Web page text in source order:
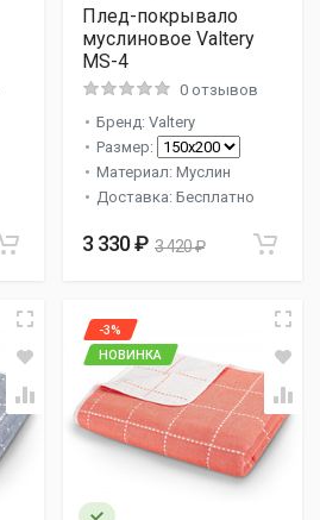
Плед-покрывало
муслиновое Valtery
MS-4
0 отзывов
Бренд: Valtery
Размер:
Материал: Муслин
Доставка: Бесплатно
3 330 ₽ 3 420 ₽
-3%
НОВИНКА